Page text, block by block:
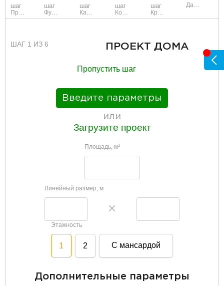
шаг
Проект
шаг
Фундамент
шаг
Каркас и стены
шаг
Коммуникации
шаг
Крыша
Данные
ШАГ 1 ИЗ 6 ПРОЕКТ ДОМА
Пропустить шаг
Введите параметры
или
Загрузите проект
Площадь, м2
Линейный размер, м
Этажность
1 2 С мансардой
Дополнительные параметры